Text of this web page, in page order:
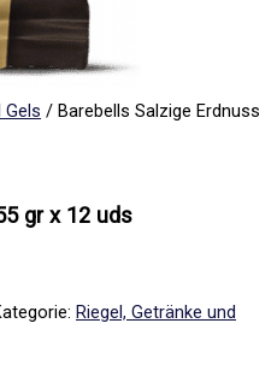
Gels / Barebells Salzige Erdnuss
gr x 12 uds
Riegel, Getränke und